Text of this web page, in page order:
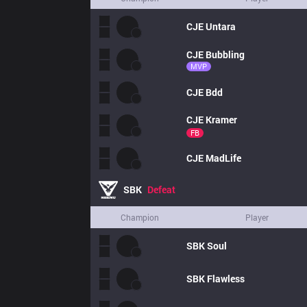
CJEUntara
CJE Bubbling
MVP
CJE Bdd
CJE Kramer
FB
CJE MadLife
SBK Defeat
Champion Player
SBKSoul
SBK Flawless